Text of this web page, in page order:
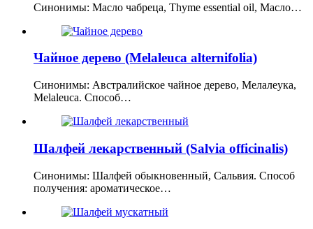
Синонимы: Масло чабреца, Thyme essential oil, Масло…
Чайное дерево (Melaleuca alternifolia)
Синонимы: Австралийское чайное дерево, Мелалеука,
Melaleuca. Способ…
Шалфей лекарственный (Salvia officinalis)
Синонимы: Шалфей обыкновенный, Сальвия. Способ
получения: ароматическое…